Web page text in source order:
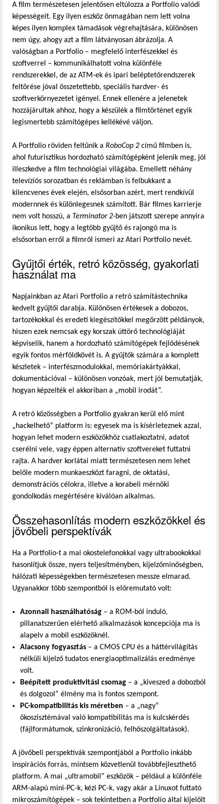
A film természetesen jelentősen eltúlozza a Portfolio valódi
képességeit. Egy ilyen eszköz önmagában nem lett volna
képes ilyen komplex támadások végrehajtására, különösen
nem úgy, ahogy azt a film látványosan ábrázolja. A
valóságban a Portfolio – megfelelő interfészekkel és
szoftverrel – kommunikálhatott volna különféle
rendszerekkel, de az ATM-ek és ipari beléptetőrendszerek
feltörése jóval összetettebb, speciális hardver- és
szoftverkörnyezetet igényel. Ennek ellenére a jelenetek
hozzájárultak ahhoz, hogy a készülék a filmtörténet egyik
legismertebb számítógépes kellékévé váljon.
A Portfolio röviden feltűnik a RoboCop 2 című filmben is,
ahol futurisztikus hordozható számítógépként jelenik meg, jól
illeszkedve a film technológiai világába. Emellett néhány
televíziós sorozatban és reklámban is felbukkant a
kilencvenes évek elején, elsősorban azért, mert rendkívül
modernnek és különlegesnek számított. Bár filmes karrierje
nem volt hosszú, a Terminator 2-ben játszott szerepe annyira
ikonikus lett, hogy a legtöbb gyűjtő és rajongó ma is
elsősorban erről a filmről ismeri az Atari Portfolio nevét.
Gyűjtői érték, retró közösség, gyakorlati
használat ma
Napjainkban az Atari Portfolio a retró számítástechnika
kedvelt gyűjtői darabja. Különösen értékesek a dobozos,
tartozékokkal és eredeti kiegészítőkkel megőrzött példányok,
hiszen ezek nemcsak egy korszak úttörő technológiáját
képviselik, hanem a hordozható számítógépek fejlődésének
egyik fontos mérföldkövét is. A gyűjtők számára a komplett
készletek – interfészmodulokkal, memóriakártyákkal,
dokumentációval – különösen vonzóak, mert jól bemutatják,
hogyan képzelték el akkoriban a „mobil irodát”.
A retró közösségben a Portfolio gyakran kerül elő mint
„hackelhető” platform is: egyesek ma is kísérleteznek azzal,
hogyan lehet modern eszközökhöz csatlakoztatni, adatot
cserélni vele, vagy éppen alternatív szoftvereket futtatni
rajta. A hardver korlátai miatt természetesen nem lehet
belőle modern munkaeszközt faragni, de oktatási,
demonstrációs célokra, illetve a korabeli mérnöki
gondolkodás megértésére kiválóan alkalmas.
Összehasonlítás modern eszközökkel és
jövőbeli perspektívák
Ha a Portfolio-t a mai okostelefonokkal vagy ultrabookokkal
hasonlítjuk össze, nyers teljesítményben, kijelzőminőségben,
hálózati képességekben természetesen messze elmarad.
Ugyanakkor több szempontból is előremutató volt:
Azonnali használhatóság – a ROM-ból induló,
pillanatszerűen elérhető alkalmazások koncepciója ma is
alapelv a mobil eszközöknél.
Alacsony fogyasztás – a CMOS CPU és a háttérvilágítás
nélküli kijelző tudatos energiaoptimalizálás eredménye
volt.
Beépített produktivitási csomag – a „kiveszed a dobozból
és dolgozol” élmény ma is fontos szempont.
PC-kompatibilitás kis méretben – a „nagy”
ökoszisztémával való kompatibilitás ma is kulcskérdés
(fájlformátumok, szinkronizáció, felhőszolgáltatások).
A jövőbeli perspektívák szempontjából a Portfolio inkább
inspirációs forrás, mintsem közvetlenül továbbfejleszthető
platform. A mai „ultramobil” eszközök – például a különféle
ARM-alapú mini-PC-k, kézi PC-k, vagy akár a Linuxot futtató
mikroszámítógépek – sok tekintetben a Portfolio által kijelölt